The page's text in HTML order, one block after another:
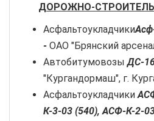
ДОРОЖНО-
Асфальтоукладчики
- ОАО "Брянский
АвтобитумовозыДС-
"Кургандормаш", г.
Асфальтоукладчики
К-3-03 (540), АСФ-К-2-